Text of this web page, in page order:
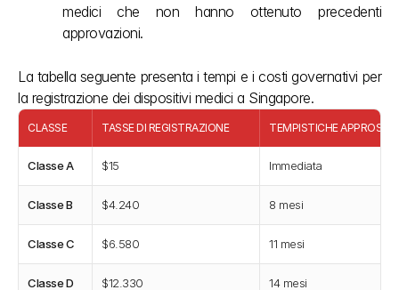
medici che non hanno ottenuto precedenti
approvazioni.
La tabella seguente presenta i tempi e i costi governativi per
la registrazione dei dispositivi medici a Singapore.
CLASSE TASSE DI REGISTRAZIONE TEMPISTICHE
Classe A $15 Immediata
Classe B $4.240 8 mesi
Classe C $6.580 11 mesi
Classe D $12.330 14 mesi